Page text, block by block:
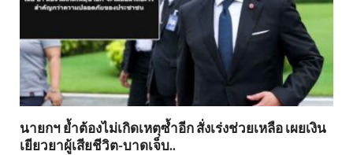
นายกฯ ย้ำต้องไม่เกิดเหตุซ้ำอีก สั่งเร่งช่วยเหลือ เผยเงิน
เยียวยาผู้เสียชีวิต-บาดเจ็บ..